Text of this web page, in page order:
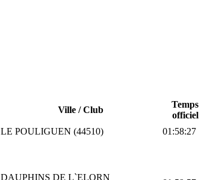
Ville / Club
Temps
officiel
LE POULIGUEN (44510) 01:58:27
DAUPHINS DE L`ELORN